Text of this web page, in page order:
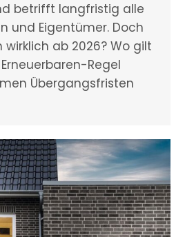
betrifft langfristig alle
und Eigentümer. Doch
ab 2026? Wo gilt
Regel
Übergangsfristen